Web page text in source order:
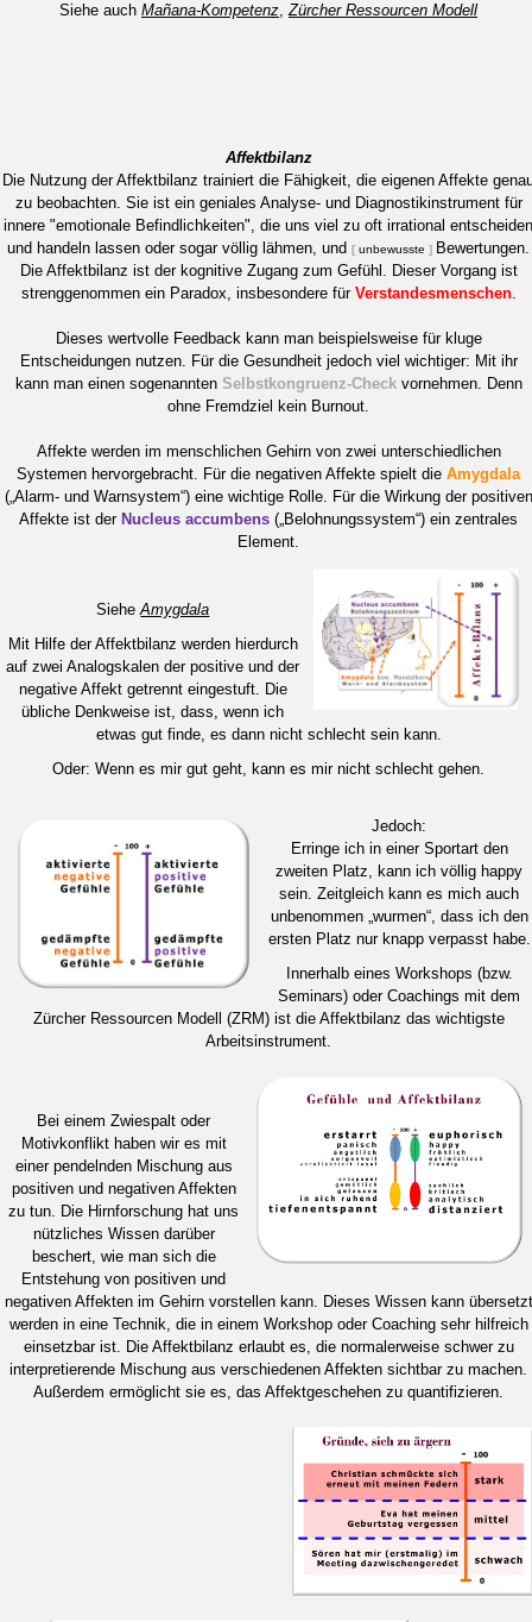
Siehe auch Mañana-Kompetenz,Zürcher Ressourcen Modell
Affektbilanz
Die Nutzung der Affektbilanz trainiert die Fähigkeit, die eigenen Affekte
zu beobachten. Sie ist ein geniales Analyse- und Diagnostikinstrument für
innere "emotionale Befindlichkeiten", die uns viel zu oft irrational entscheiden
und handeln lassen oder sogar völlig lähmen, und [ unbewusste ] Bewertungen.
Die Affektbilanz ist der kognitive Zugang zum Gefühl. Dieser Vorgang ist
strenggenommen ein Paradox, insbesondere für Verstandesmenschen.
Dieses wertvolle Feedback kann man beispielsweise für kluge
Entscheidungen nutzen. Für die Gesundheit jedoch viel wichtiger: Mit ihr
kann man einen sogenannten Selbstkongruenz-Check vornehmen. Denn
ohne Fremdziel kein Burnout.
Affekte werden im menschlichen Gehirn von zwei unterschiedlichen
Systemen hervorgebracht. Für die negativen Affekte spielt die Amygdala
(„Alarm- und Warnsystem“) eine wichtige Rolle. Für die Wirkung der positiven
Affekte ist der Nucleus accumbens („Belohnungssystem“) ein zentrales
Element.
SieheAmygdala
Mit Hilfe der Affektbilanz werden hierdurch
auf zwei Analogskalen der positive und der
negative Affekt getrennt eingestuft. Die
übliche Denkweise ist, dass, wenn ich
etwas gut finde, es dann nicht schlecht sein kann.
Oder: Wenn es mir gut geht, kann es mir nicht schlecht gehen.
Jedoch:
Erringeich in einer Sportart den
zweiten Platz, kann ich völlig happy
sein. Zeitgleich kann es mich auch
unbenommen „wurmen“, dass ich den
ersten Platz nur knapp verpasst habe.
Innerhalb eines Workshops (bzw.
Seminars) oder Coachings mit dem
Zürcher Ressourcen Modell (ZRM) ist die Affektbilanz das wichtigste
Arbeitsinstrument.
Bei einem Zwiespalt oder
Motivkonflikt haben wir es mit
einer pendelnden Mischung aus
positiven und negativen Affekten
zu tun. Die Hirnforschung hat uns
nützliches Wissen darüber
beschert, wie man sich die
Entstehung von positiven und
negativen Affekten im Gehirn vorstellen kann. Dieses Wissen kann übersetzt
werden in eine Technik, die in einem Workshop oder Coaching sehr hilfreich
einsetzbar ist. Die Affektbilanz erlaubt es, die normalerweise schwer zu
interpretierende Mischung aus verschiedenen Affekten sichtbar zu machen.
Außerdem ermöglicht sie es, das Affektgeschehen zu quantifizieren.